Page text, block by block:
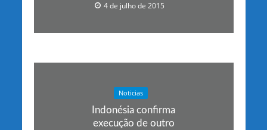
4 de julho de 2015
Noticias
Indonésia confirma
execução de outro